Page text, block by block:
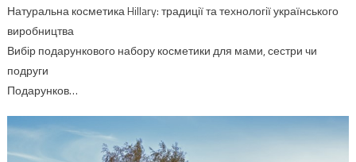
Натуральна косметика Hillary: традиції та технології українського
виробництва
Вибір подарункового набору косметики для мами, сестри чи
подруги
Подарунков…